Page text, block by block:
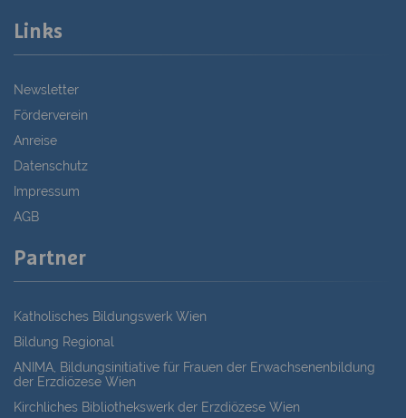
Links
Newsletter
Förderverein
Anreise
Datenschutz
Impressum
AGB
Partner
Katholisches Bildungswerk Wien
Bildung Regional
ANIMA, Bildungsinitiative für Frauen der Erwachsenenbildung
der Erzdiözese Wien
Kirchliches Bibliothekswerk der Erzdiözese Wien